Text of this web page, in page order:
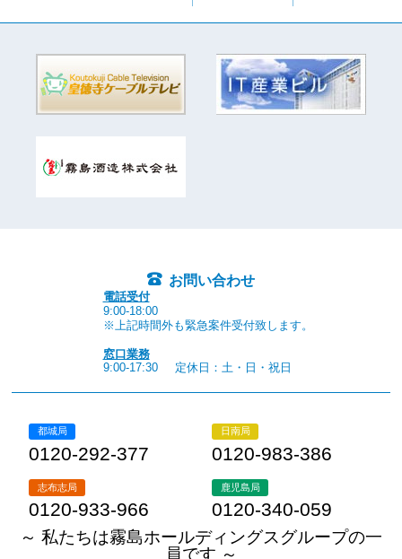
お問い合わせ
電話受付
9:00-18:00
※上記時間外も緊急案件受付致します。
窓口業務
9:00-17:30
定休日：土・日・祝日
都城局
0120-292-377
日南局
0120-983-386
志布志局
0120-933-966
鹿児島局
0120-340-059
～ 私たちは霧島ホールディングスグループの一
員です ～